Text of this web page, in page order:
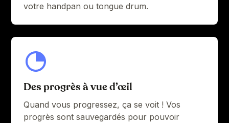
votre handpan ou tongue drum.
Des progrès à vue d’œil
Quand vous progressez, ça se voit ! Vos
progrès sont sauvegardés pour pouvoir